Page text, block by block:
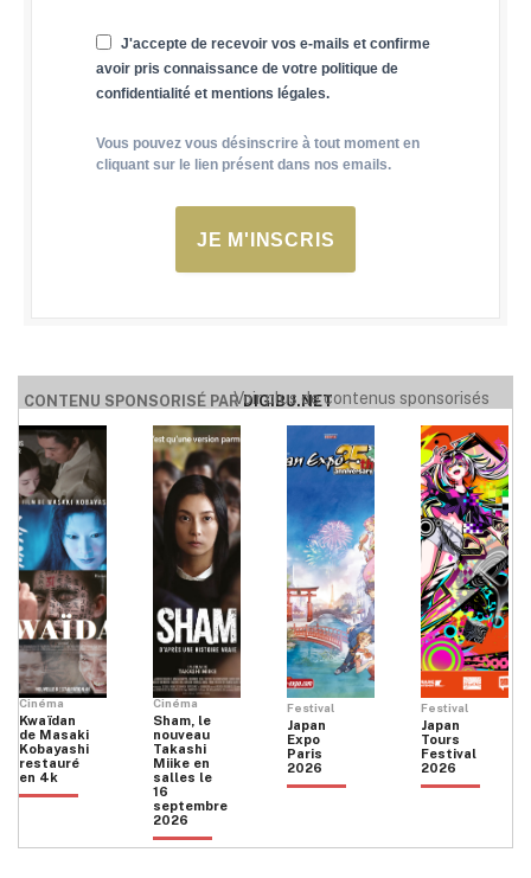
J'accepte de recevoir vos e-mails et confirme
avoir pris connaissance de votre politique de
confidentialité et mentions légales.
Vous pouvez vous désinscrire à tout moment en
cliquant sur le lien présent dans nos emails.
JE M'INSCRIS
CONTENU SPONSORISÉ PARDIGIBU.NET
Voir plus de contenus sponsorisés
Cinéma
Kwaïdan
de Masaki
Kobayashi
restauré
en 4k
Cinéma
Sham, le
nouveau
Takashi
Miike en
salles le
16
septembre
2026
Festival
Japan
Expo
Paris
2026
Festival
Japan
Tours
Festival
2026